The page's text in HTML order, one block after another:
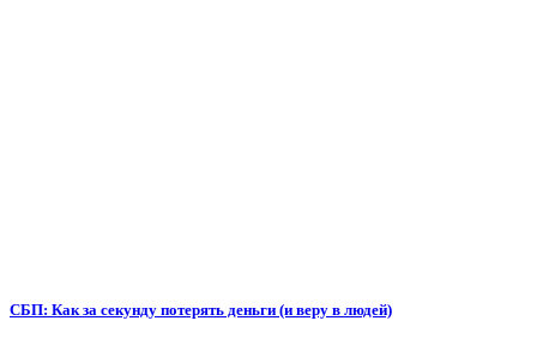
СБП: Как за секунду потерять деньги (и веру в людей)